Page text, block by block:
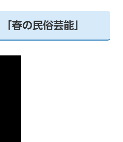
春の民俗芸能」